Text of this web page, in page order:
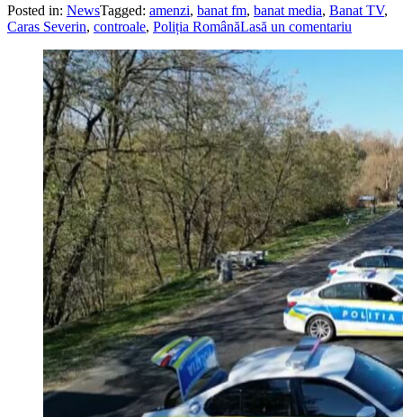
Posted in: NewsTagged: amenzi, banat fm, banat media, Banat TV,
Caras Severin, controale, Poliția RomânăLasă un comentariu